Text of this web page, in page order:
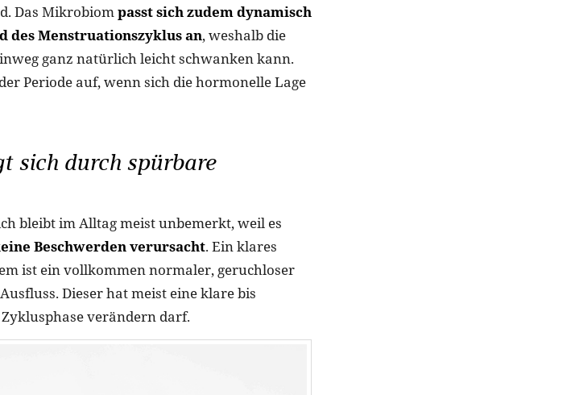
Das Mikrobiompasst sich zudem dynamisch
des Menstruationszyklus an, weshalb die
ganz natürlich leicht schwanken kann.
Periode auf, wenn sich die hormonelle Lage
sich durch spürbare
bleibt im Alltag meist unbemerkt, weil es
Beschwerden verursacht. Ein klares
ist ein vollkommen normaler, geruchloser
Dieser hat meist eine klare bis
verändern darf.